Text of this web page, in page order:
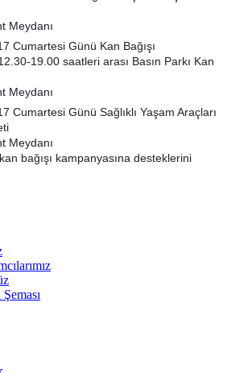
Meydanı
Cumartesi Günü Kan Bağışı
19.00 saatleri arası Basın Parkı Kan
Meydanı
Cumartesi Günü Sağlıklı Yaşam Araçları
Meydanı
bağışı kampanyasına desteklerini